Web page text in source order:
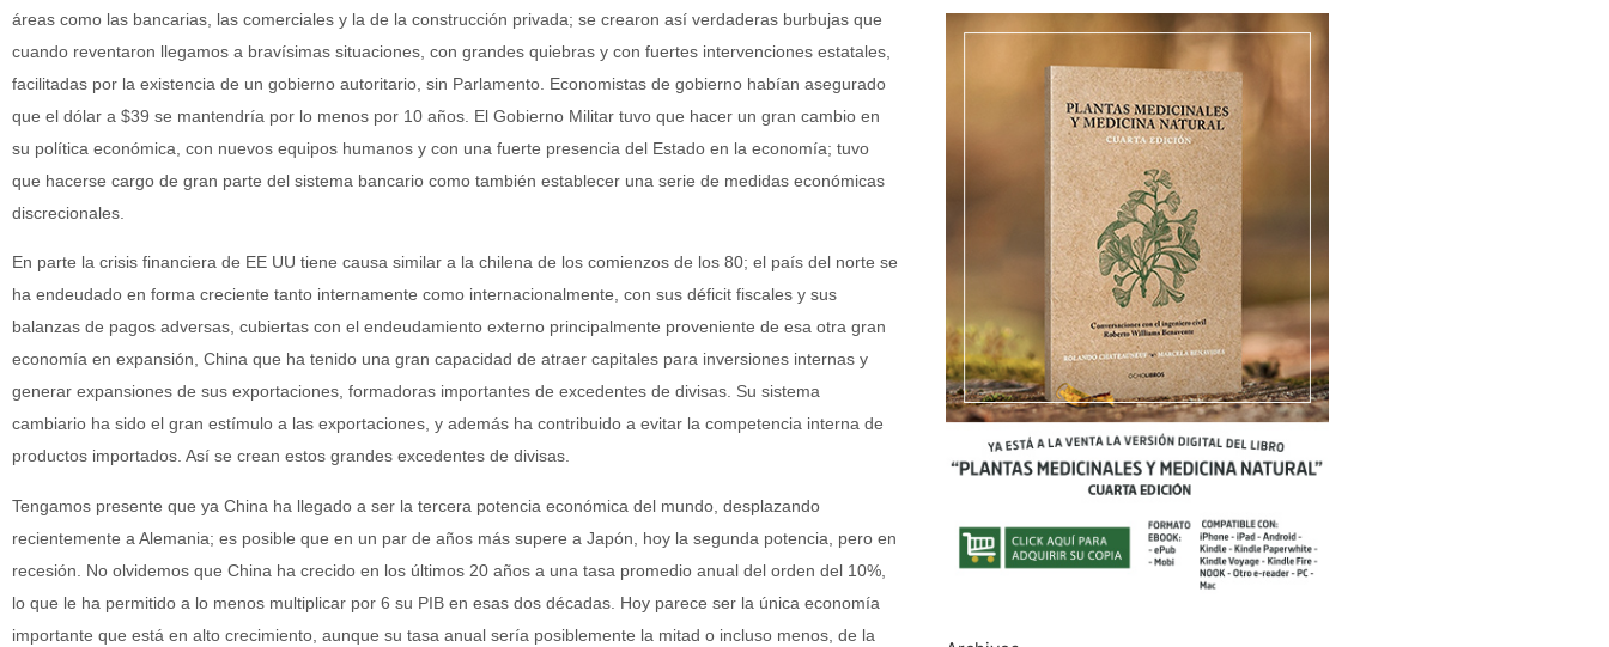
áreas como las bancarias, las comerciales y la de la construcción privada; se crearon así verdaderas burbujas que
cuando reventaron llegamos a bravísimas situaciones, con grandes quiebras y con fuertes intervenciones estatales,
facilitadas por la existencia de un gobierno autoritario, sin Parlamento. Economistas de gobierno habían asegurado
que el dólar a $39 se mantendría por lo menos por 10 años. El Gobierno Militar tuvo que hacer un gran cambio en
su política económica, con nuevos equipos humanos y con una fuerte presencia del Estado en la economía; tuvo
que hacerse cargo de gran parte del sistema bancario como también establecer una serie de medidas económicas
discrecionales.
En parte la crisis financiera de EE UU tiene causa similar a la chilena de los comienzos de los 80; el país del norte se
ha endeudado en forma creciente tanto internamente como internacionalmente, con sus déficit fiscales y sus
balanzas de pagos adversas, cubiertas con el endeudamiento externo principalmente proveniente de esa otra gran
economía en expansión, China que ha tenido una gran capacidad de atraer capitales para inversiones internas y
generar expansiones de sus exportaciones, formadoras importantes de excedentes de divisas. Su sistema
cambiario ha sido el gran estímulo a las exportaciones, y además ha contribuido a evitar la competencia interna de
productos importados. Así se crean estos grandes excedentes de divisas.
Tengamos presente que ya China ha llegado a ser la tercera potencia económica del mundo, desplazando
recientemente a Alemania; es posible que en un par de años más supere a Japón, hoy la segunda potencia, pero en
recesión. No olvidemos que China ha crecido en los últimos 20 años a una tasa promedio anual del orden del 10%,
lo que le ha permitido a lo menos multiplicar por 6 su PIB en esas dos décadas. Hoy parece ser la única economía
importante que está en alto crecimiento, aunque su tasa anual sería posiblemente la mitad o incluso menos, de la